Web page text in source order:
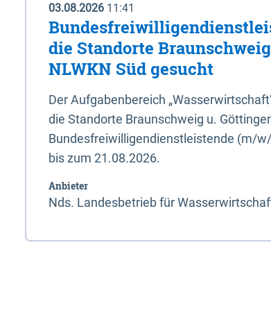
03.08.2026 11:41
die Standorte
NLWKN Süd gesucht
Der Aufgabenbereich
die Standorte Braunschweig u.
Bundesfreiwilligendienstleistende (m/
bis zum 21.08.2026.
Anbieter
Nds. Landesbetrieb für